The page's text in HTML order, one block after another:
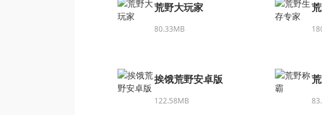
荒野大玩家
80.33MB
挨饿荒野安卓版
122.58MB